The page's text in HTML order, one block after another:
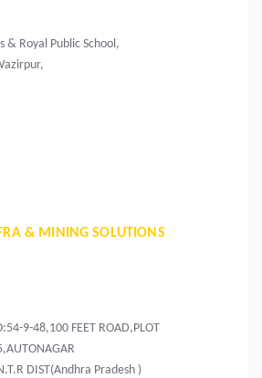
& Royal Public School,
& MINING SOLUTIONS
9-48,100 FEET ROAD,PLOT
DIST(Andhra Pradesh )